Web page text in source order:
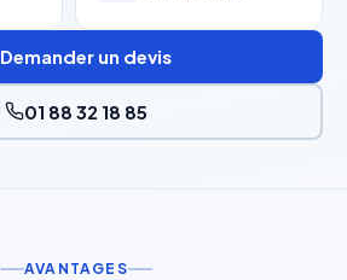
Demander un devis
01 88 32 18 85
AVANTAGES